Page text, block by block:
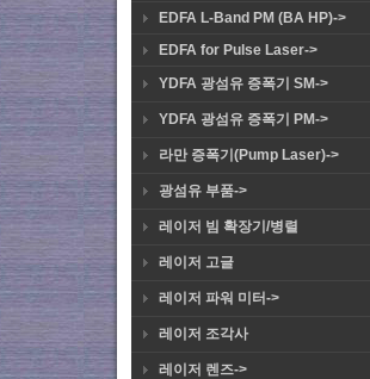
EDFA L-Band PM (BA HP)->
EDFA for Pulse Laser->
YDFA 광섬유 증폭기 SM->
YDFA 광섬유 증폭기 PM->
라만 증폭기(Pump Laser)->
광섬유 부품->
레이저 빔 확장기/병렬
레이저 고글
레이저 파워 미터->
레이저 조각사
레이저 렌즈->